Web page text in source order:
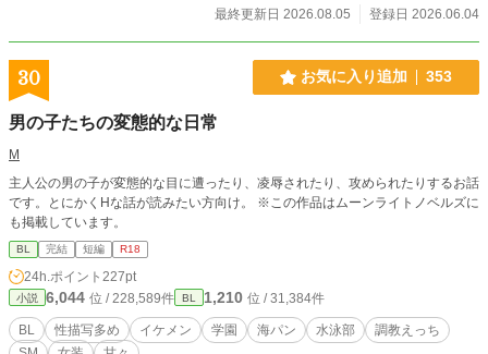
を求められる。母と兄は対立し、倉口は酒に溺れ、家族は壊
の館で、朝陽は不思議な予言を受ける。引き当てたタロット
カードは「魔術師」。似た人に助けられると言われ、朝陽の
貴だった。朝陽はモデルの仕事が決定し、再びプラセルに関
と出会い、初めて恋を知る。朝陽もまた、血の繋がりだけで
はない関係を知る。孤独と秘密を抱えた二人は、本当の意味
生と、恋を知らない“鬼”の末裔が紡ぐ、優しく切ないヒューマ
「森林の星空少年～あの日のメエメエ」「クリスタルアイズ
～君に溺れて眠る～」「クロス・クローズ～ほどけない視線
～」にも登場しています。
最終更新日 2026.08.05
登録日 2026.06.04
30 お気に入り追加 353
男の子たちの変態的な日常
M
主人公の男の子が変態的な目に遭ったり、凌辱されたり、攻められたりするお話
です。とにかくHな話が読みたい方向け。 ※この作品はムーンライトノベルズに
も掲載しています。
BL 完結 短編 R18
24h.ポイント 227pt
小説 6,044 位 / 228,589件 BL 1,210 位 / 31,384件
BL 性描写多め イケメン 学園 海パン 水泳部
調教えっち